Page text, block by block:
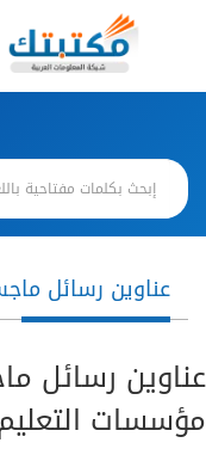
عناوين رسائل
عناوين رسائل
مؤسسات